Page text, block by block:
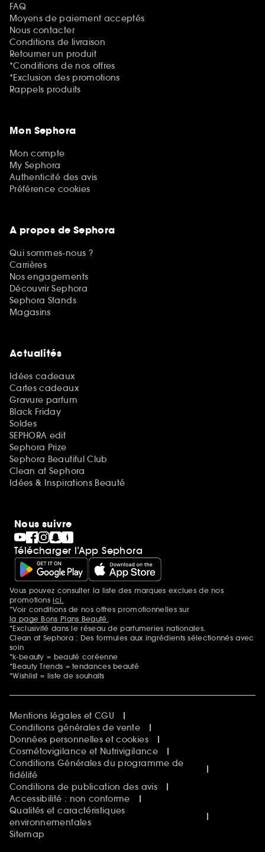
FAQ
Moyens de paiement acceptés
Nous contacter
Conditions de livraison
Retourner un produit
*Conditions de nos offres
*Exclusion des promotions
Rappels produits
Mon Sephora
Mon compte
My Sephora
Authenticité des avis
Préférence cookies
A propos de Sephora
Qui sommes-nous ?
Carrières
Nos engagements
Découvrir Sephora
Sephora Stands
Magasins
Actualités
Idées cadeaux
Cartes cadeaux
Gravure parfum
Black Friday
Soldes
SEPHORA edit
Sephora Prize
Sephora Beautiful Club
Clean at Sephora
Idées & Inspirations Beauté
Nous suivre
Télécharger l’App Sephora
Mentions additionnelles
Vous pouvez consulter la liste des marques exclues de nos
promotionsici.
*Voir conditions de nos offres promotionnelles sur
la page Bons Plans Beauté.
*Exclusivité dans le réseau de parfumeries nationales.
Clean at Sephora : Des formules aux ingrédients sélectionnés avec
soin
*k-beauty = beauté coréenne
*Beauty Trends = tendances beauté
*Wishlist = liste de souhaits
Mentions légales et CGU
Conditions générales de vente
Données personnelles et cookies
Cosmétovigilance et Nutrivigilance
Conditions Générales du programme de
fidélité
Conditions de publication des avis
Accessibilité : non conforme
Qualités et caractéristiques
environnementales
Sitemap